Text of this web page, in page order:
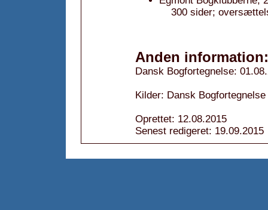
300 sider;
Anden information:
Dansk Bogfortegnelse:
Kilder: Dansk Bogfortegnelse
Oprettet: 12.08.2015
Senest redigeret: 19.09.2015